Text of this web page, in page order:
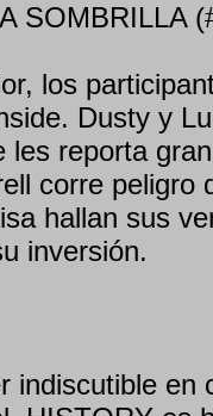
SOMBRILLA
los
Dusty y
les reporta
corre peligro
hallan sus
inversión.
indiscutible en